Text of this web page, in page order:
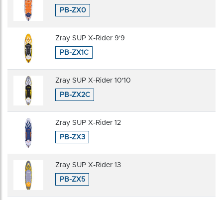
PB-ZX0
Zray SUP X-Rider 9'9
PB-ZX1C
Zray SUP X-Rider 10'10
PB-ZX2C
Zray SUP X-Rider 12
PB-ZX3
Zray SUP X-Rider 13
PB-ZX5